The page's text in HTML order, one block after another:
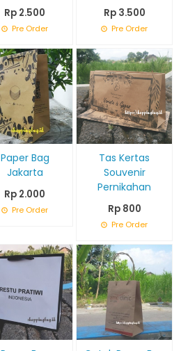
Rp 2.500
Pre Order
Rp 3.500
Pre Order
Paper Bag
Jakarta
Rp 2.000
Pre Order
Tas Kertas
Souvenir
Pernikahan
Rp 800
Pre Order